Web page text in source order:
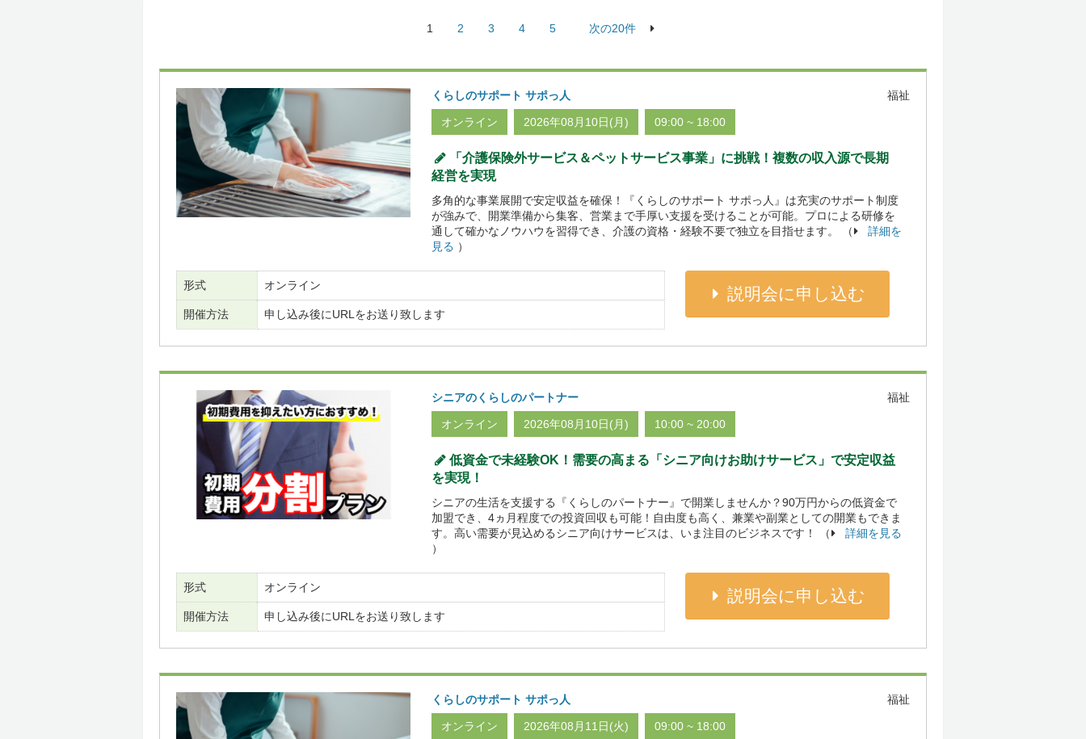
1 2 3 4 5 次の20件
くらしのサポート サポっ人 福祉
オンライン 2026年08月10日(月) 09:00 ~ 18:00
「介護保険外サービス＆ペットサービス事業」に挑戦！複数の収入源で長期
経営を実現
多角的な事業展開で安定収益を確保！『くらしのサポート サポっ人』は充実のサポート制度
が強みで、開業準備から集客、営業まで手厚い支援を受けることが可能。プロによる研修を
通して確かなノウハウを習得でき、介護の資格・経験不要で独立を目指せます。 （
詳細を
見る ）
形式 オンライン
開催方法 申し込み後にURLをお送り致します
説明会に申し込む
シニアのくらしのパートナー 福祉
オンライン 2026年08月10日(月) 10:00 ~ 20:00
低資金で未経験OK！需要の高まる「シニア向けお助けサービス」で安定収益
を実現！
シニアの生活を支援する『くらしのパートナー』で開業しませんか？90万円からの低資金で
加盟でき、4ヵ月程度での投資回収も可能！自由度も高く、兼業や副業としての開業もできま
す。高い需要が見込めるシニア向けサービスは、いま注目のビジネスです！ （
詳細を見る
）
形式 オンライン
開催方法 申し込み後にURLをお送り致します
説明会に申し込む
くらしのサポート サポっ人 福祉
オンライン 2026年08月11日(火) 09:00 ~ 18:00